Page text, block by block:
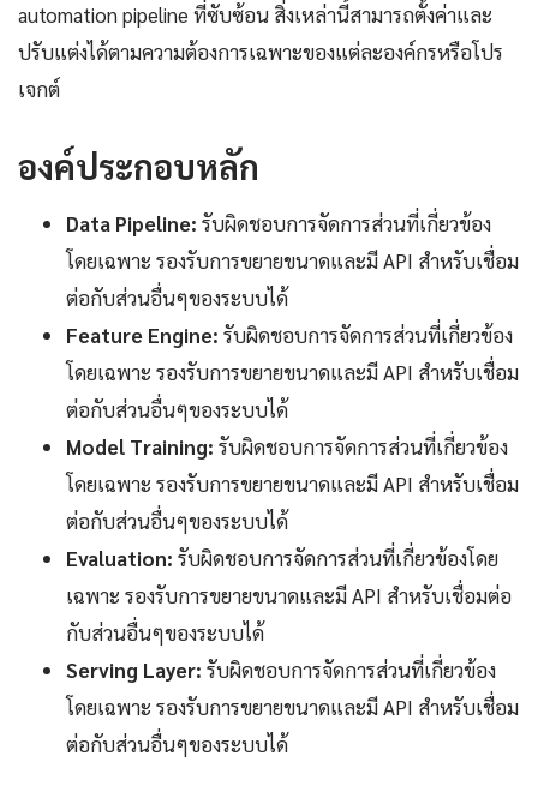
automation pipeline ที่ซับซ้อน สิ่งเหล่านี้สามารถตั้งค่าและ
ปรับแต่งได้ตามความต้องการเฉพาะของแต่ละองค์กรหรือโปร
เจกต์
องค์ประกอบหลัก
Data Pipeline: รับผิดชอบการจัดการส่วนที่เกี่ยวข้อง
โดยเฉพาะ รองรับการขยายขนาดและมี API สำหรับเชื่อม
ต่อกับส่วนอื่นๆของระบบได้
Feature Engine: รับผิดชอบการจัดการส่วนที่เกี่ยวข้อง
โดยเฉพาะ รองรับการขยายขนาดและมี API สำหรับเชื่อม
ต่อกับส่วนอื่นๆของระบบได้
Model Training: รับผิดชอบการจัดการส่วนที่เกี่ยวข้อง
โดยเฉพาะ รองรับการขยายขนาดและมี API สำหรับเชื่อม
ต่อกับส่วนอื่นๆของระบบได้
Evaluation: รับผิดชอบการจัดการส่วนที่เกี่ยวข้องโดย
เฉพาะ รองรับการขยายขนาดและมี API สำหรับเชื่อมต่อ
กับส่วนอื่นๆของระบบได้
Serving Layer: รับผิดชอบการจัดการส่วนที่เกี่ยวข้อง
โดยเฉพาะ รองรับการขยายขนาดและมี API สำหรับเชื่อม
ต่อกับส่วนอื่นๆของระบบได้